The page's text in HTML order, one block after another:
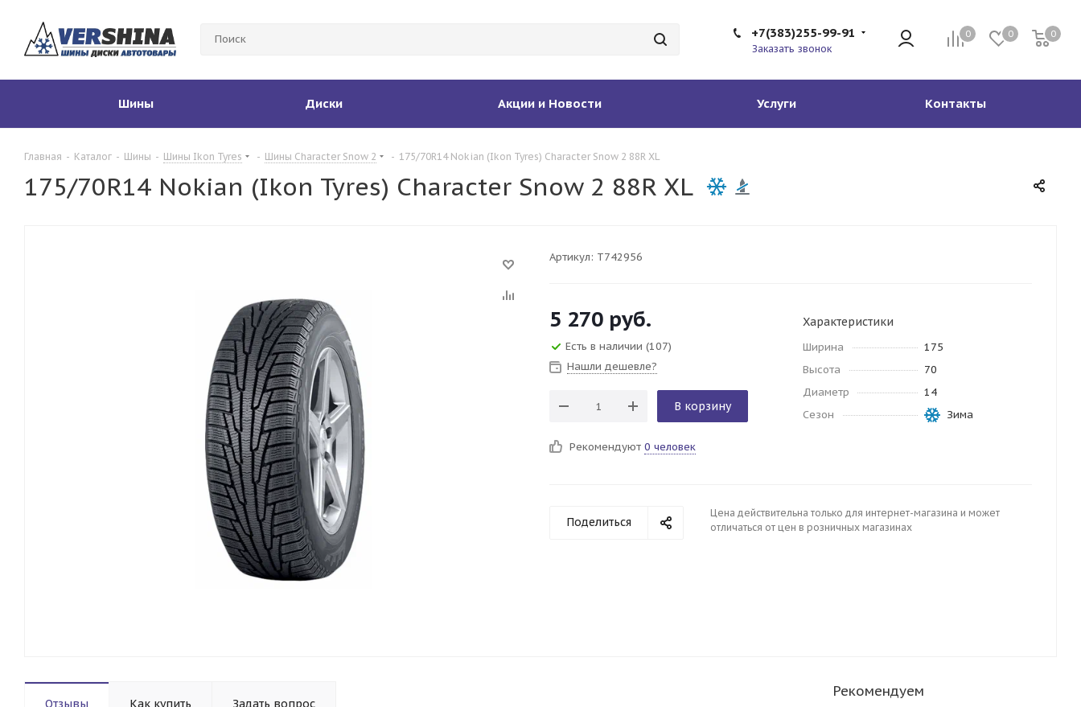
0 0 0
+7(383)255-99-91
Заказать звонок
Шины Диски Акции и Новости Услуги Контакты
Главная - Каталог - Шины - Шины Ikon Tyres - Шины Character Snow 2 - 175/70R14 Nokian (Ikon Tyres) Character Snow 2 88R XL
175/70R14 Nokian (Ikon Tyres) Character Snow 2 88R XL
Артикул: T742956
5 270 руб.
Есть в наличии (107)
Нашли дешевле?
В корзину
Рекомендуют 0 человек
Характеристики
Ширина
175
Высота
70
Диаметр
14
Сезон
Зима
Поделиться
Цена действительна только для интернет-магазина и может
отличаться от цен в розничных магазинах
Отзывы Как купить Задать вопрос
Рекомендуем